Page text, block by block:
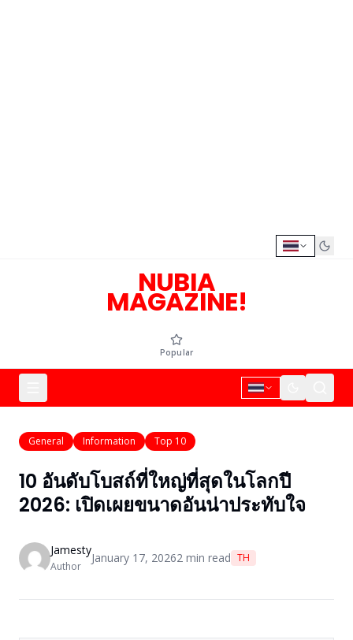
NUBIA
MAGAZINE!
Popular
General Information Top 10
10 อันดับโบสถ์ที่ใหญ่ที่สุดในโลกปี
2026: เปิดเผยขนาดอันน่าประทับใจ
Jamesty
Author
January 17, 20262 min read TH